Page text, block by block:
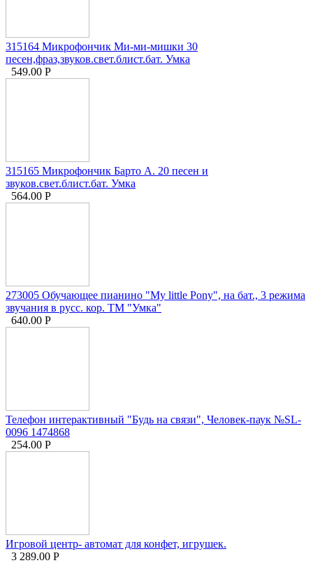
315164 Микрофончик Ми-ми-мишки 30
песен,фраз,звуков.свет.блист.бат. Умка
549.00 Р
315165 Микрофончик Барто А. 20 песен и
звуков.свет.блист.бат. Умка
564.00 Р
273005 Обучающее пианино "My little Pony", на бат., 3 режима
звучания в русс. кор. ТМ "Умка"
640.00 Р
Телефон интерактивный "Будь на связи", Человек-паук №SL-
0096 1474868
254.00 Р
Игровой центр- автомат для конфет, игрушек.
3 289.00 Р